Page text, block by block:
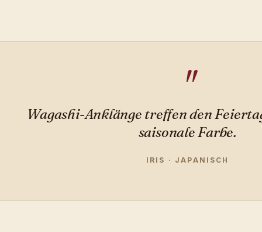
Wagashi-Anklänge treffen den
saisonale Farbe.
IRIS · JAPANISCH